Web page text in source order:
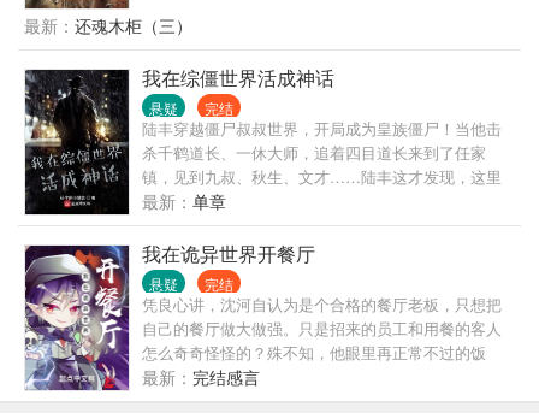
到最后没有真相！
你失望。
最新： 还魂木柜（三）
我在综僵世界活成神话
悬疑 完结
陆丰穿越僵尸叔叔世界，开局成为皇族僵尸！当他击
杀千鹤道长、一休大师，追着四目道长来到了任家
镇，见到九叔、秋生、文才……陆丰这才发现，这里
竟然是综僵世界。红白双煞聚荒林！爱听音乐的伪飞
尸任天堂！西洋教会，吸血鬼隐匿其中，伺机而动！
姜府腊尸，飞僵凶威如海，隔空吸人鲜血！
最新： 单章
我在诡异世界开餐厅
悬疑 完结
凭良心讲，沈河自认为是个合格的餐厅老板，只想把
自己的餐厅做大做强。只是招来的员工和用餐的客人
怎么奇奇怪怪的？殊不知，他眼里再正常不过的饭
菜，是一个个恐怖诡异邪神的躯体做成的……“普通”盘
子，是“雾龙”的鳞片……“普通”碗筷，是“千足”的脑壳...
最新： 完结感言